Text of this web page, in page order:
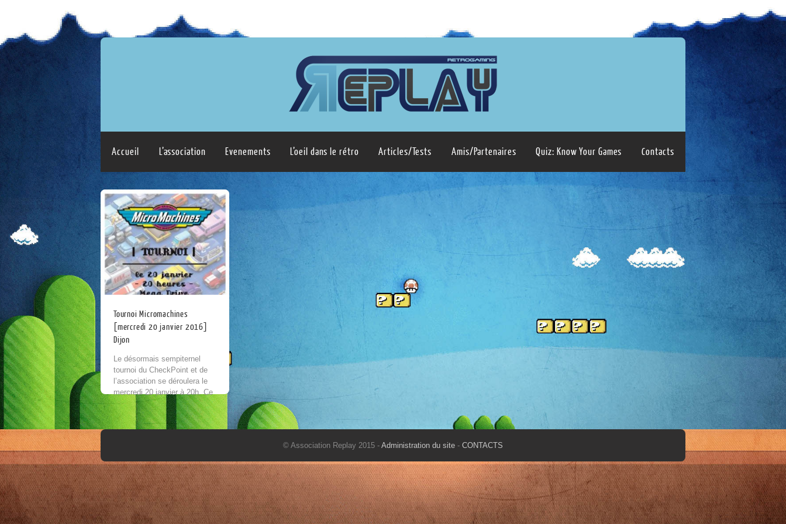
Accueil L’association Evenements L’oeil dans le rétro Articles/Tests Amis/Partenaires Quiz: Know Your Games Contacts
Tournoi Micromachines
[mercredi 20 janvier 2016]
Dijon
Le désormais sempiternel
tournoi du CheckPoint et de
l’association se déroulera le
mercredi 20 janvier à 20h. Ce
mois-ci : MicroMachines sur
Mega Drive ! Comme toujours
l’inscription se fait...
© Association Replay 2015 - Administration du site - CONTACTS